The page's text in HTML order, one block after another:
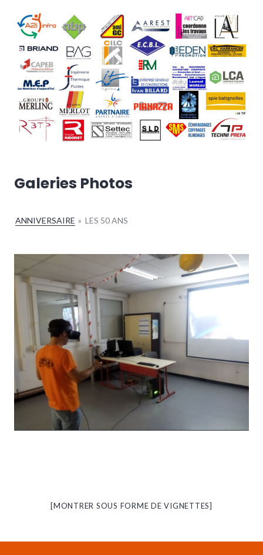
Galeries Photos
ANNIVERSAIRE » LES 50 ANS
[MONTRER SOUS FORME DE VIGNETTES]